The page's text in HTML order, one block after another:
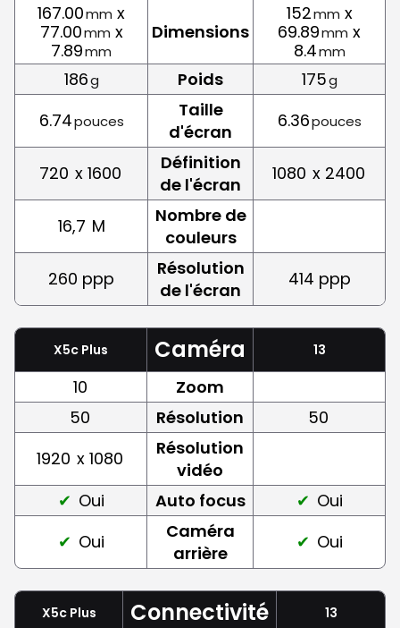
167.00mm x
77.00mm x
7.89mm
Dimensions
152mm x
69.89mm x
8.4mm
186g Poids 175g
6.74pouces
Taille
d'écran
6.36pouces
720 x 1600
Définition
de l'écran
1080 x 2400
16,7 M
Nombre de
couleurs
260 ppp
Résolution
de l'écran
414 ppp
X5c Plus Caméra 13
10
Zoom
50
Résolution
50
1920 x 1080
Résolution
vidéo
Oui
Auto focus
Oui
Oui
Caméra
arrière
Oui
X5c Plus Connectivité 13